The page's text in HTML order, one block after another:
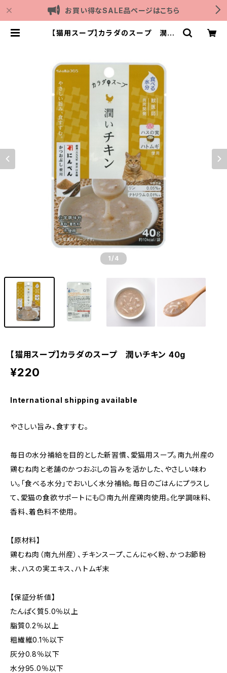
お買い得なSALE品ページはこちら
【猫用スープ】カラダのスープ 潤い
1 /4
【猫用スープ】カラダのスープ 潤いチキン 40g
¥220
International shipping available
やさしい旨み、食すすむ。
毎日の水分補給を目的とした新習慣、愛猫用スープ。南九州産の
鶏むね肉と老舗のかつおぶしの旨みを活かした、やさしい味わ
い。「食べる水分」でおいしく水分補給。毎日のごはんにプラスし
て、愛猫の食欲サポートにも◎南九州産鶏肉使用。化学調味料、
香料、着色料不使用。
【原材料】
鶏むね肉（南九州産）、チキンスープ、こんにゃく粉、かつお節粉
末、ハスの実エキス、ハトムギ末
【保証分析値】
たんぱく質5.0％以上
脂質0.2％以上
粗繊維0.1％以下
灰分0.8％以下
水分95.0％以下